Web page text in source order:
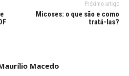
Próximo artigo
Micoses: o que são e como
tratá-las?
Macedo